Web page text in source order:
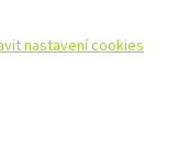
nastavení cookies